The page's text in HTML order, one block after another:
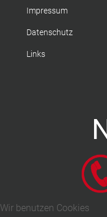
Impressum
Datenschutz
Links
Wir benutzen Cookies